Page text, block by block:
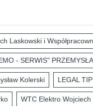
Laskowski i
- SERWIS"
Kolerski LEGAL
WTC Elektro Wojciech